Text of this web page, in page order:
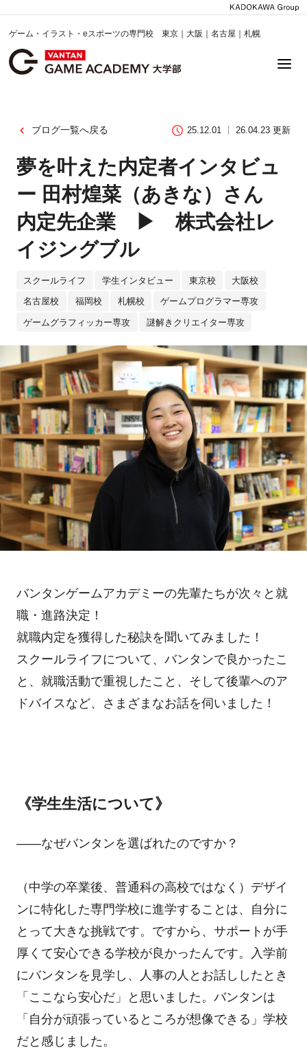
ゲーム・イラスト・eスポーツの専門校 東京｜大阪｜名古屋｜札幌
ブログ一覧へ戻る 25.12.01 26.04.23 更新
夢を叶えた内定者インタビュ
ー 田村煌菜（あきな）さん
内定先企業 ▶ 株式会社レ
イジングブル
スクールライフ 学生インタビュー 東京校 大阪校
名古屋校 福岡校 札幌校 ゲームプログラマー専攻
ゲームグラフィッカー専攻 謎解きクリエイター専攻
バンタンゲームアカデミーの先輩たちが次々と就
職・進路決定！
就職内定を獲得した秘訣を聞いてみました！
スクールライフについて、バンタンで良かったこ
と、就職活動で重視したこと、そして後輩へのア
ドバイスなど、さまざまなお話を伺いました！
《学生生活について》
――なぜバンタンを選ばれたのですか？
（中学の卒業後、普通科の高校ではなく）デザイ
ンに特化した専門学校に進学することは、自分に
とって大きな挑戦です。ですから、サポートが手
厚くて安心できる学校が良かったんです。入学前
にバンタンを見学し、人事の人とお話ししたとき
「ここなら安心だ」と思いました。バンタンは
「自分が頑張っているところが想像できる」学校
だと感じました。